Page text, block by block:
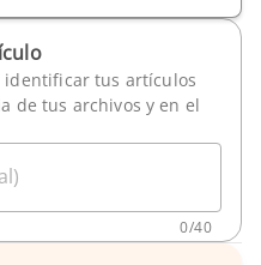
tus artículos
de tus archivos y en el
0/40